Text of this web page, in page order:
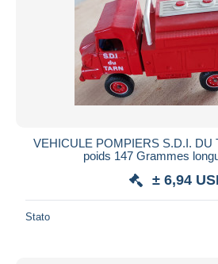
VEHICULE POMPIERS S.D.I. DU
poids 147 Grammes
± 6,94
Stato